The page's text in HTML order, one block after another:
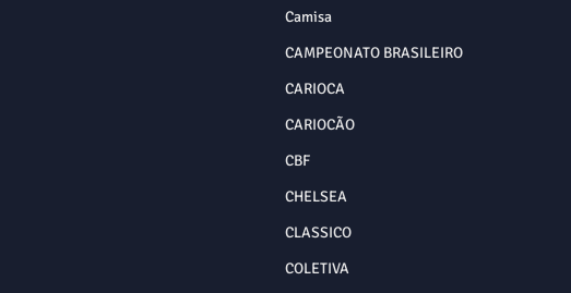
Camisa
CAMPEONATO BRASILEIRO
CARIOCA
CARIOCÃO
CBF
CHELSEA
CLASSICO
COLETIVA